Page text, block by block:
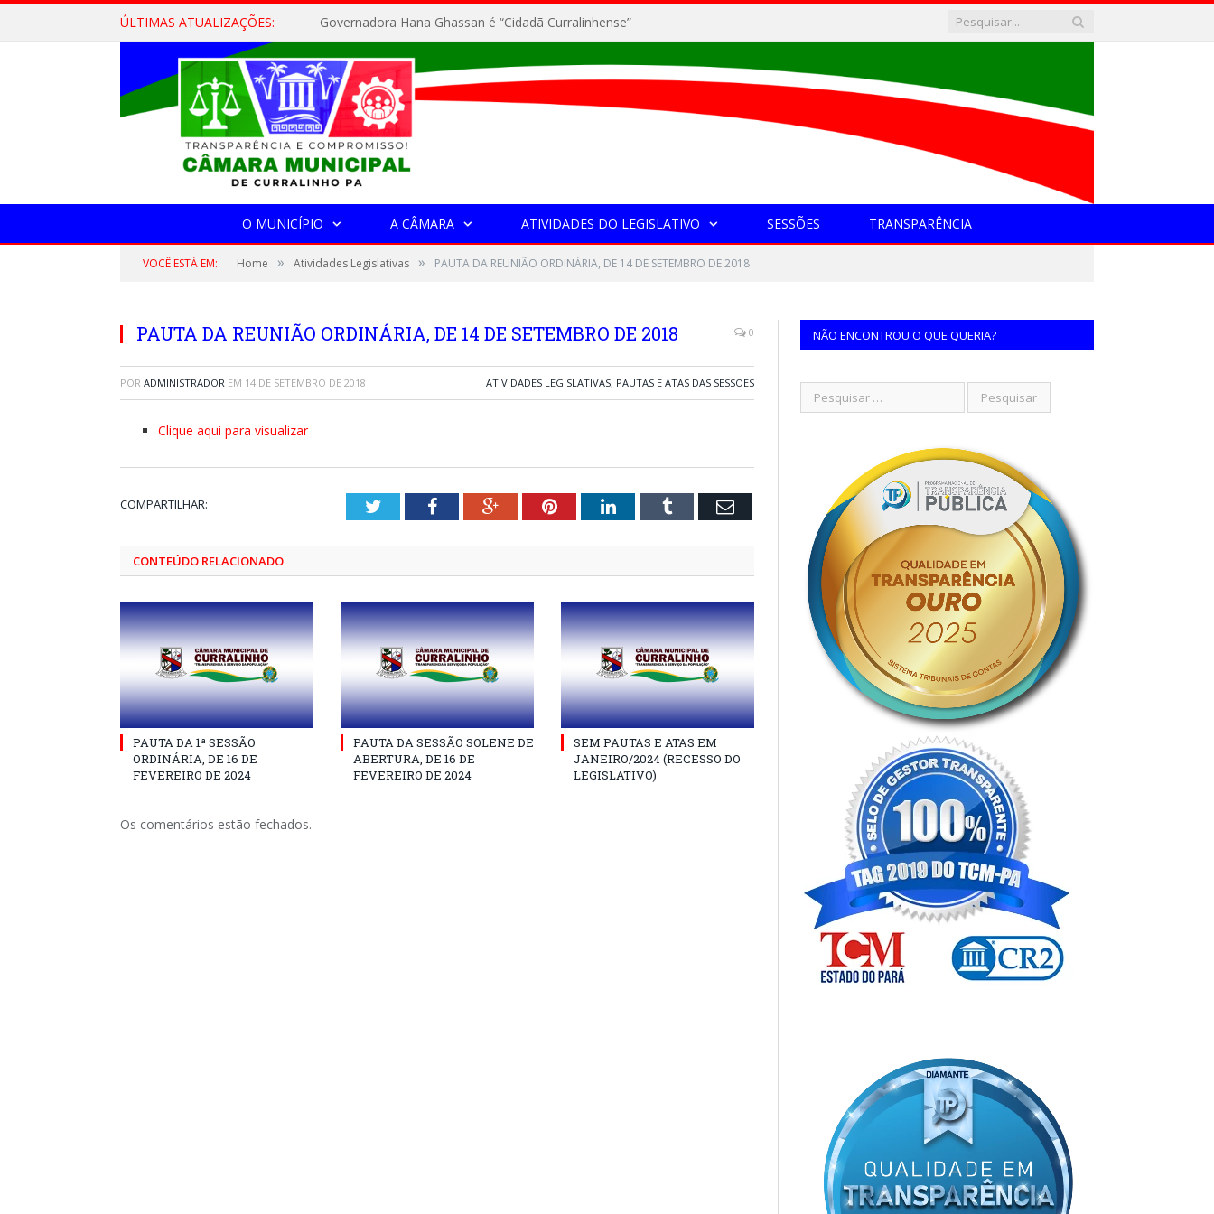
ÚLTIMAS ATUALIZAÇÕES: Governadora Hana Ghassan é “Cidadã Curralinhense”
O MUNICÍPIO A CÂMARA ATIVIDADES DO LEGISLATIVO SESSÕES TRANSPARÊNCIA
VOCÊ ESTÁ EM: Home » Atividades Legislativas » PAUTA DA REUNIÃO ORDINÁRIA, DE 14 DE SETEMBRO DE 2018
PAUTA DA REUNIÃO ORDINÁRIA, DE 14 DE SETEMBRO DE 2018 0
POR ADMINISTRADOR EM 14 DE SETEMBRO DE 2018 ATIVIDADES LEGISLATIVAS, PAUTAS E ATAS DAS SESSÕES
Clique aqui para visualizar
COMPARTILHAR: TwitterFacebookGoogle+PinterestLinkedInTumblr Email
CONTEÚDO RELACIONADO
PAUTA DA 1ª SESSÃO
ORDINÁRIA, DE 16 DE
FEVEREIRO DE 2024
PAUTA DA SESSÃO SOLENE DE
ABERTURA, DE 16 DE
FEVEREIRO DE 2024
SEM PAUTAS E ATAS EM
JANEIRO/2024 (RECESSO DO
LEGISLATIVO)
Os comentários estão fechados.
NÃO ENCONTROU O QUE QUERIA?